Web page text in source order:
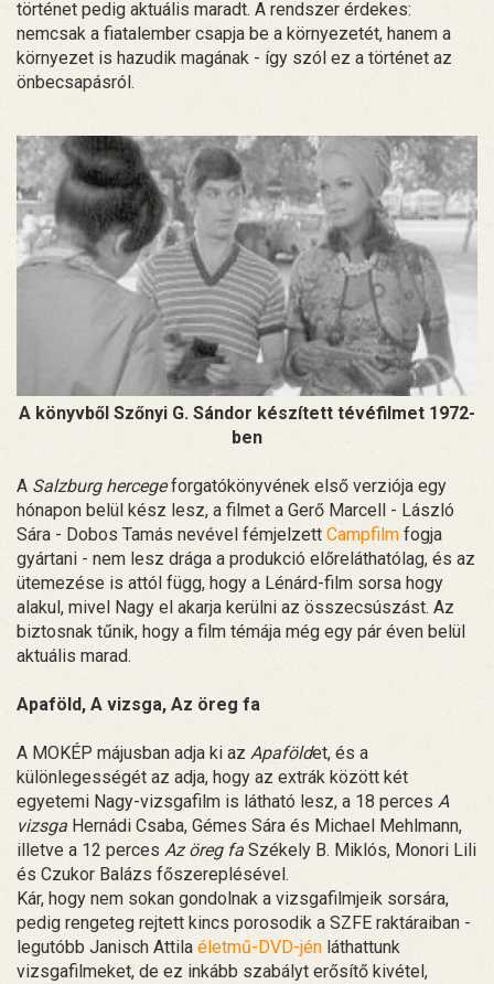
történet pedig aktuális maradt. A rendszer érdekes:
nemcsak a fiatalember csapja be a környezetét, hanem a
környezet is hazudik magának - így szól ez a történet az
önbecsapásról.
A könyvből Szőnyi G. Sándor készített tévéfilmet 1972-
ben
A Salzburg hercegeforgatókönyvének első verziója egy
hónapon belül kész lesz, a filmet a Gerő Marcell - László
Sára - Dobos Tamás nevével fémjelzett Campfilm fogja
gyártani - nem lesz drága a produkció előreláthatólag, és az
ütemezése is attól függ, hogy a Lénárd-film sorsa hogy
alakul, mivel Nagy el akarja kerülni az összecsúszást. Az
biztosnak tűnik, hogy a film témája még egy pár éven belül
aktuális marad.
Apaföld, A vizsga, Az öreg fa
A MOKÉP májusban adja ki az Apaföldet, és a
különlegességét az adja, hogy az extrák között két
egyetemi Nagy-vizsgafilm is látható lesz, a 18 perces A
vizsga Hernádi Csaba, Gémes Sára és Michael Mehlmann,
illetve a 12 perces Az öreg fa Székely B. Miklós, Monori Lili
és Czukor Balázs főszereplésével.
Kár, hogy nem sokan gondolnak a vizsgafilmjeik sorsára,
pedig rengeteg rejtett kincs porosodik a SZFE raktáraiban -
legutóbb Janisch Attila életmű-DVD-jén láthattunk
vizsgafilmeket, de ez inkább szabályt erősítő kivétel,